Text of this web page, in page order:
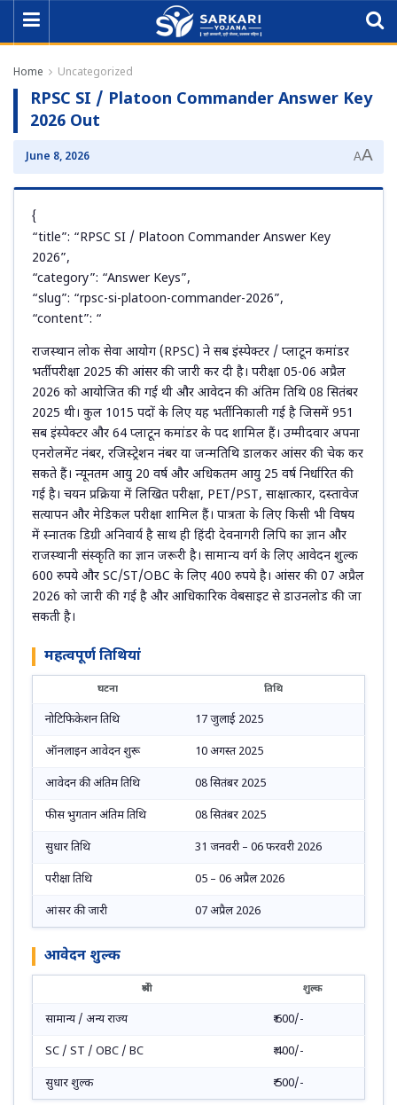
Home Uncategorized
RPSC SI / Platoon Commander Answer Key
2026 Out
June 8, 2026 AA
{
“title”: “RPSC SI / Platoon Commander Answer Key
2026”,
“category”: “Answer Keys”,
“slug”: “rpsc-si-platoon-commander-2026”,
“content”: “
राजस्थान लोक सेवा आयोग (RPSC) ने सब इंस्पेक्टर / प्लाटून कमांडर
भर्ती परीक्षा 2025 की आंसर की जारी कर दी है। परीक्षा 05-06 अप्रैल
2026 को आयोजित की गई थी और आवेदन की अंतिम तिथि 08 सितंबर
2025 थी। कुल 1015 पदों के लिए यह भर्ती निकाली गई है जिसमें 951
सब इंस्पेक्टर और 64 प्लाटून कमांडर के पद शामिल हैं। उम्मीदवार अपना
एनरोलमेंट नंबर, रजिस्ट्रेशन नंबर या जन्मतिथि डालकर आंसर की चेक कर
सकते हैं। न्यूनतम आयु 20 वर्ष और अधिकतम आयु 25 वर्ष निर्धारित की
गई है। चयन प्रक्रिया में लिखित परीक्षा, PET/PST, साक्षात्कार, दस्तावेज
सत्यापन और मेडिकल परीक्षा शामिल हैं। पात्रता के लिए किसी भी विषय
में स्नातक डिग्री अनिवार्य है साथ ही हिंदी देवनागरी लिपि का ज्ञान और
राजस्थानी संस्कृति का ज्ञान जरूरी है। सामान्य वर्ग के लिए आवेदन शुल्क
600 रुपये और SC/ST/OBC के लिए 400 रुपये है। आंसर की 07 अप्रैल
2026 को जारी की गई है और आधिकारिक वेबसाइट से डाउनलोड की जा
सकती है।
महत्वपूर्ण तिथियां
घटना तिथि
नोटिफिकेशन तिथि 17 जुलाई 2025
ऑनलाइन आवेदन शुरू 10 अगस्त 2025
आवेदन की अंतिम तिथि 08 सितंबर 2025
फीस भुगतान अंतिम तिथि 08 सितंबर 2025
सुधार तिथि 31 जनवरी – 06 फरवरी 2026
परीक्षा तिथि 05 – 06 अप्रैल 2026
आंसर की जारी 07 अप्रैल 2026
आवेदन शुल्क
श्रेणी शुल्क
सामान्य / अन्य राज्य ₹ 600/-
SC / ST / OBC / BC ₹ 400/-
सुधार शुल्क ₹ 500/-